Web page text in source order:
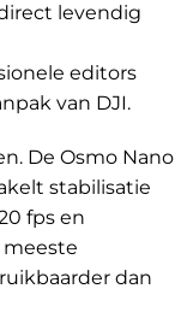
levendig
editors
van DJI.
De Osmo Nano
stabilisatie
fps en
meeste
dan